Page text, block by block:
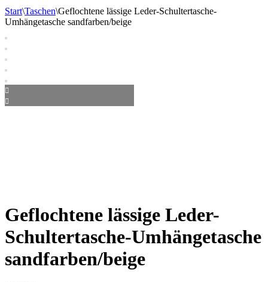
Start\Taschen\Geflochtene lässige Leder-Schultertasche-
Umhängetasche sandfarben/beige
Geflochtene lässige Leder-
Schultertasche-Umhängetasche
sandfarben/beige